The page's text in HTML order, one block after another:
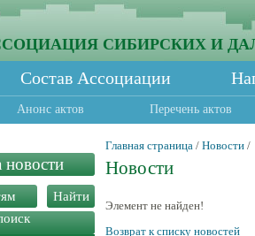
СИБИРСКИХ И
Состав Ассоциации
Анонс актов Перечень актов
новости
Главная страница / Новости /
Новости
Элемент не найден!
Возврат к списку новостей